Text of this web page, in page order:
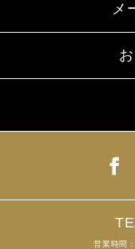
4. お客様個人情報
当社は、お客様の個
下の取扱いをして
(1) 収集目的、利用
(2) お客様の同意が
し、同意を得ます。
(4) お客様が未成年
た、お申込のあった
以下の当社のグル
ありますが、厳重
メ
営業時間